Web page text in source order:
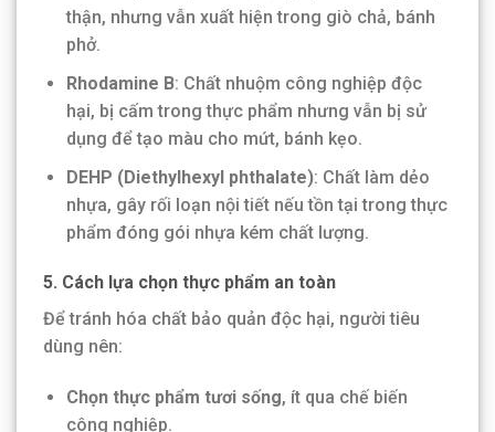
thận, nhưng vẫn xuất hiện trong giò chả, bánh
phở.
Rhodamine B: Chất nhuộm công nghiệp độc
hại, bị cấm trong thực phẩm nhưng vẫn bị sử
dụng để tạo màu cho mứt, bánh kẹo.
DEHP (Diethylhexyl phthalate): Chất làm dẻo
nhựa, gây rối loạn nội tiết nếu tồn tại trong thực
phẩm đóng gói nhựa kém chất lượng.
5. Cách lựa chọn thực phẩm an toàn
Để tránh hóa chất bảo quản độc hại, người tiêu
dùng nên:
Chọn thực phẩm tươi sống, ít qua chế biến
công nghiệp.